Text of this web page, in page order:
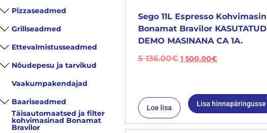
Pizzaseadmed
Grillseadmed
Ettevalmistusseadmed
Nõudepesu ja tarvikud
Vaakumpakendajad
Baariseadmed
Täisautomaatsed ja filter
kohvimasinad Bonamat
Bravilor
Sego 11L Espresso Kohvimasin
Bonamat Bravilor KASUTATUD
DEMO MASINANA CA 1A.
5 136.00€ 1 500.00€
Loe lisa Lisa hinnapäringusse